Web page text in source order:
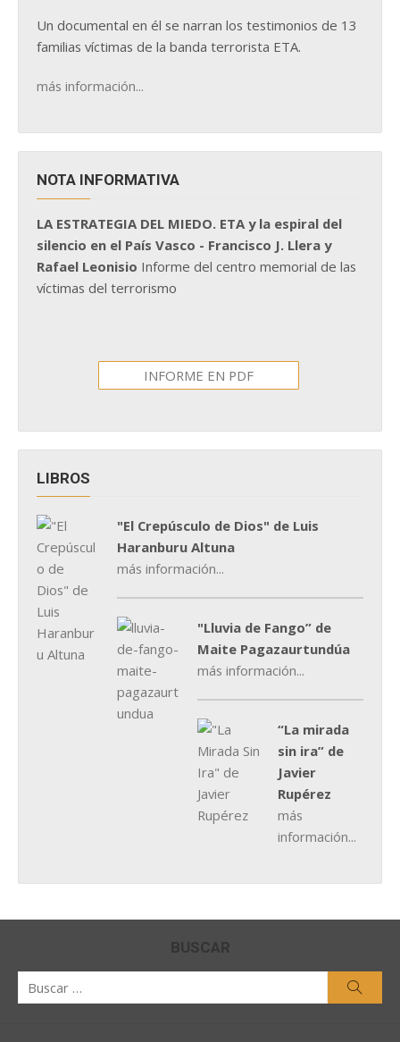
Un documental en él se narran los testimonios de 13
familias víctimas de la banda terrorista ETA.
más información...
NOTA INFORMATIVA
LA ESTRATEGIA DEL MIEDO. ETA y la espiral del
silencio en el País Vasco - Francisco J. Llera y
Rafael Leonisio Informe del centro memorial de las
víctimas del terrorismo
INFORME EN PDF
LIBROS
"El Crepúsculo de Dios" de Luis
Haranburu Altuna
más información...
"Lluvia de Fango” de
Maite Pagazaurtundúa
más información...
“La mirada
sin ira” de
Javier
Rupérez
más
información...
BUSCAR